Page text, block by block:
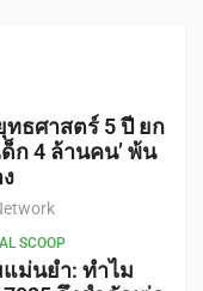
ธศาสตร์ 5 ปี ยก
ก 4 ล้านคน’ พ้น
SCOOP
ม่นยำ: ทำไม